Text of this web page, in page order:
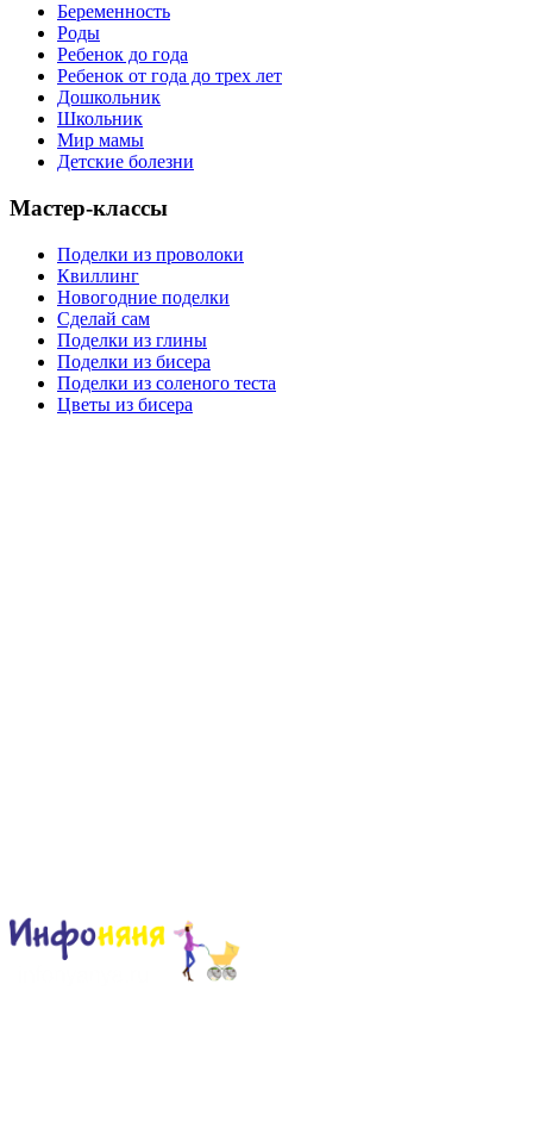
Беременность
Роды
Ребенок до года
Ребенок от года до трех лет
Дошкольник
Школьник
Мир мамы
Детские болезни
Мастер-классы
Поделки из проволоки
Квиллинг
Новогодние поделки
Сделай сам
Поделки из глины
Поделки из бисера
Поделки из соленого теста
Цветы из бисера